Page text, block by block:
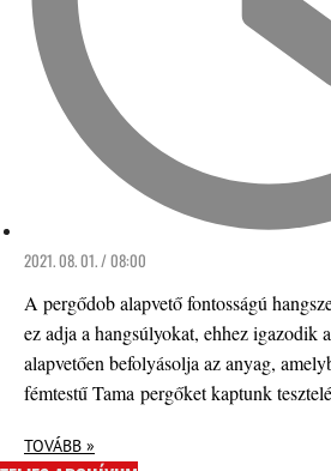
2021. 08. 01. / 08:00
A pergődob alapvető fontosságú
ez adja a hangsúlyokat, ehhez igazodik
alapvetően befolyásolja az anyag,
fémtestű Tama pergőket kaptunk
TOVÁBB »